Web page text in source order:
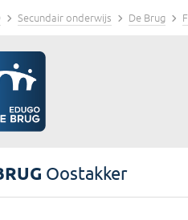
Secundair onderwijs De Brug
Oostakker